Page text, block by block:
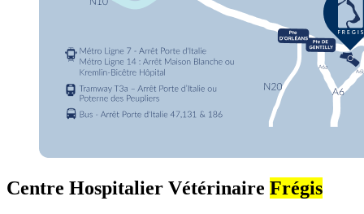
Centre Hospitalier Vétérinaire Frégis